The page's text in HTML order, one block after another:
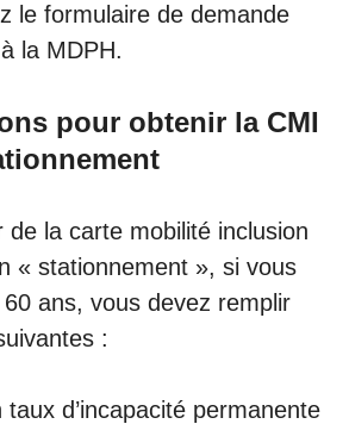
le formulaire de demande
la MDPH.
pour obtenir la CMI
de la carte mobilité inclusion
« stationnement », si vous
ans, vous devez remplir
:
taux d’incapacité permanente